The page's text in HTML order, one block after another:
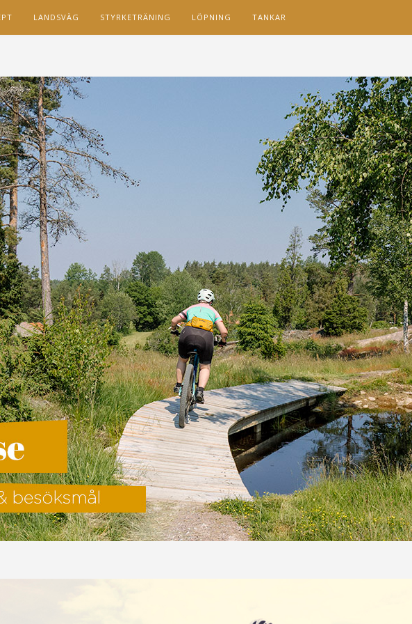
LANDSVÄG STYRKETRÄNING LÖPNING TANKAR